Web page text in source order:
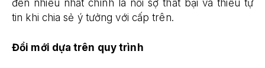
đến nhiều nhất chính là nỗi sợ thất bại và thiếu tự
tin khi chia sẻ ý tưởng với cấp trên.
Đổi mới dựa trên quy trình